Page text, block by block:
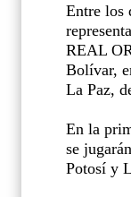
Entre los
REAL
Bolívar,
La Paz,
En la
se
Potosí y